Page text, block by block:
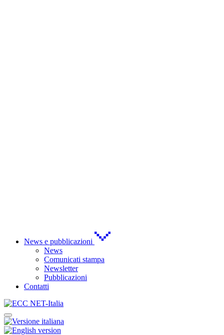
News e pubblicazioni
News
Comunicati stampa
Newsletter
Pubblicazioni
Contatti